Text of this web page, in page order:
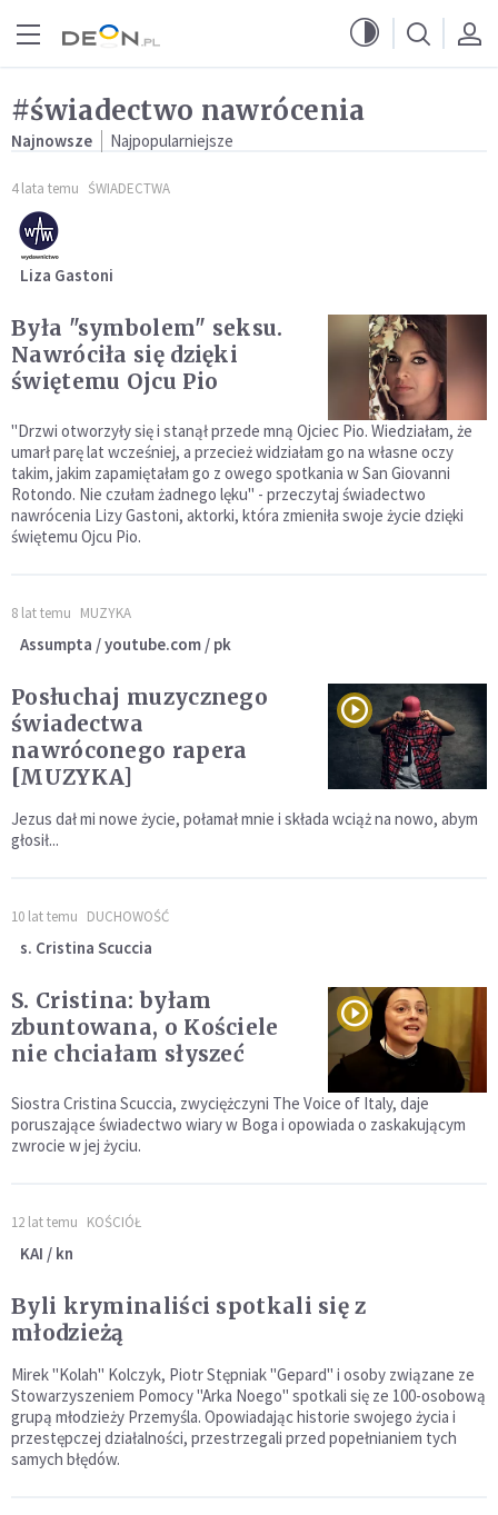
#świadectwo nawrócenia
Najnowsze Najpopularniejsze
4 lata temu ŚWIADECTWA
Liza Gastoni
Była "symbolem" seksu.
Nawróciła się dzięki
świętemu Ojcu Pio
"Drzwi otworzyły się i stanął przede mną Ojciec Pio. Wiedziałam, że
umarł parę lat wcześniej, a przecież widziałam go na własne oczy
takim, jakim zapamiętałam go z owego spotkania w San Giovanni
Rotondo. Nie czułam żadnego lęku" - przeczytaj świadectwo
nawrócenia Lizy Gastoni, aktorki, która zmieniła swoje życie dzięki
świętemu Ojcu Pio.
8 lat temu MUZYKA
Assumpta / youtube.com / pk
Posłuchaj muzycznego
świadectwa
nawróconego rapera
[MUZYKA]
Jezus dał mi nowe życie, połamał mnie i składa wciąż na nowo, abym
głosił...
10 lat temu DUCHOWOŚĆ
s. Cristina Scuccia
S. Cristina: byłam
zbuntowana, o Kościele
nie chciałam słyszeć
Siostra Cristina Scuccia, zwyciężczyni The Voice of Italy, daje
poruszające świadectwo wiary w Boga i opowiada o zaskakującym
zwrocie w jej życiu.
12 lat temu KOŚCIÓŁ
KAI / kn
Byli kryminaliści spotkali się z
młodzieżą
Mirek "Kolah" Kolczyk, Piotr Stępniak "Gepard" i osoby związane ze
Stowarzyszeniem Pomocy "Arka Noego" spotkali się ze 100-osobową
grupą młodzieży Przemyśla. Opowiadając historie swojego życia i
przestępczej działalności, przestrzegali przed popełnianiem tych
samych błędów.